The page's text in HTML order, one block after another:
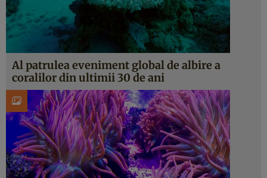
Al patrulea eveniment global de albire a
coralilor din ultimii 30 de ani